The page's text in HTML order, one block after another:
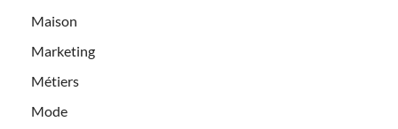
Maison
Marketing
Métiers
Mode